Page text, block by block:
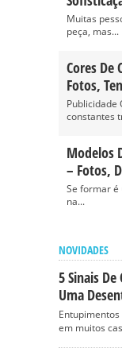
Muitas
peça, mas...
Cores De
Fotos,
Publicidade
constantes
Modelos
– Fotos,
Se formar é
na...
NOVIDADES
5 Sinais
Uma
em muitos